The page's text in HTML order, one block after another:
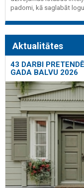
padomi, kā saglabāt
Aktualitātes
43 DARBI
GADA BALVU 2026